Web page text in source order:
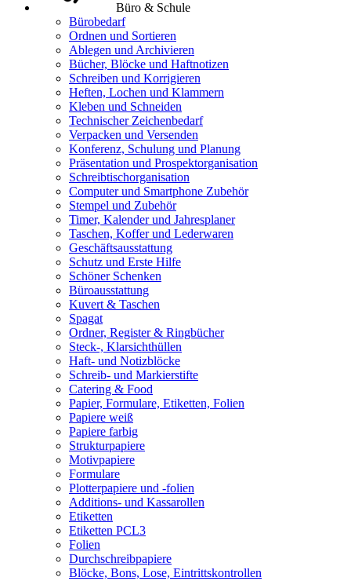
Büro & Schule
Bürobedarf
Ordnen und Sortieren
Ablegen und Archivieren
Bücher, Blöcke und Haftnotizen
Schreiben und Korrigieren
Heften, Lochen und Klammern
Kleben und Schneiden
Technischer Zeichenbedarf
Verpacken und Versenden
Konferenz, Schulung und Planung
Präsentation und Prospektorganisation
Schreibtischorganisation
Computer und Smartphone Zubehör
Stempel und Zubehör
Timer, Kalender und Jahresplaner
Taschen, Koffer und Lederwaren
Geschäftsausstattung
Schutz und Erste Hilfe
Schöner Schenken
Büroausstattung
Kuvert & Taschen
Spagat
Ordner, Register & Ringbücher
Steck-, Klarsichthüllen
Haft- und Notizblöcke
Schreib- und Markierstifte
Catering & Food
Papier, Formulare, Etiketten, Folien
Papiere weiß
Papiere farbig
Strukturpapiere
Motivpapiere
Formulare
Plotterpapiere und -folien
Additions- und Kassarollen
Etiketten
Etiketten PCL3
Folien
Durchschreibpapiere
Blöcke, Bons, Lose, Eintrittskontrollen